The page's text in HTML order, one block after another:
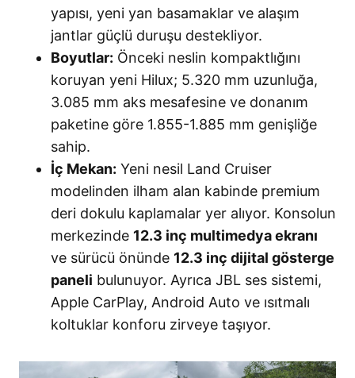
yapısı, yeni yan basamaklar ve alaşım
jantlar güçlü duruşu destekliyor.
Boyutlar: Önceki neslin kompaktlığını
koruyan yeni Hilux; 5.320 mm uzunluğa,
3.085 mm aks mesafesine ve donanım
paketine göre 1.855-1.885 mm genişliğe
sahip.
İç Mekan: Yeni nesil Land Cruiser
modelinden ilham alan kabinde premium
deri dokulu kaplamalar yer alıyor. Konsolun
merkezinde 12.3 inç multimedya ekranı
ve sürücü önünde 12.3 inç dijital gösterge
paneli bulunuyor. Ayrıca JBL ses sistemi,
Apple CarPlay, Android Auto ve ısıtmalı
koltuklar konforu zirveye taşıyor.